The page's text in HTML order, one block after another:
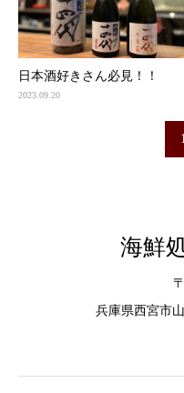
日本酒好きさん必見！！
2023.09.20
1
海鮮
兵庫県西宮市